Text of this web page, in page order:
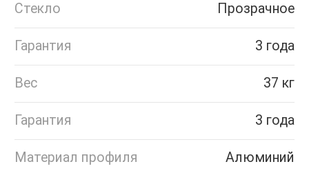
Стекло Прозрачное
Гарантия 3 года
Вес 37 кг
Гарантия 3 года
Материал профиля Алюминий